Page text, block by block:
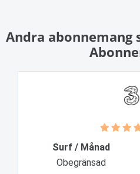
Andra
Surf / Månad
Obegränsad